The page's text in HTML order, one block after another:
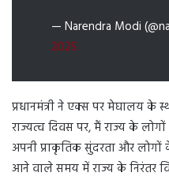
— Narendra Modi
2025
प्रधानमंत्री ने एक्स पर मेघालय के
राज्यत्व दिवस पर, मैं राज्य के
अपनी प्राकृतिक सुंदरता और लोगों
आने वाले समय में राज्य के निरंतर